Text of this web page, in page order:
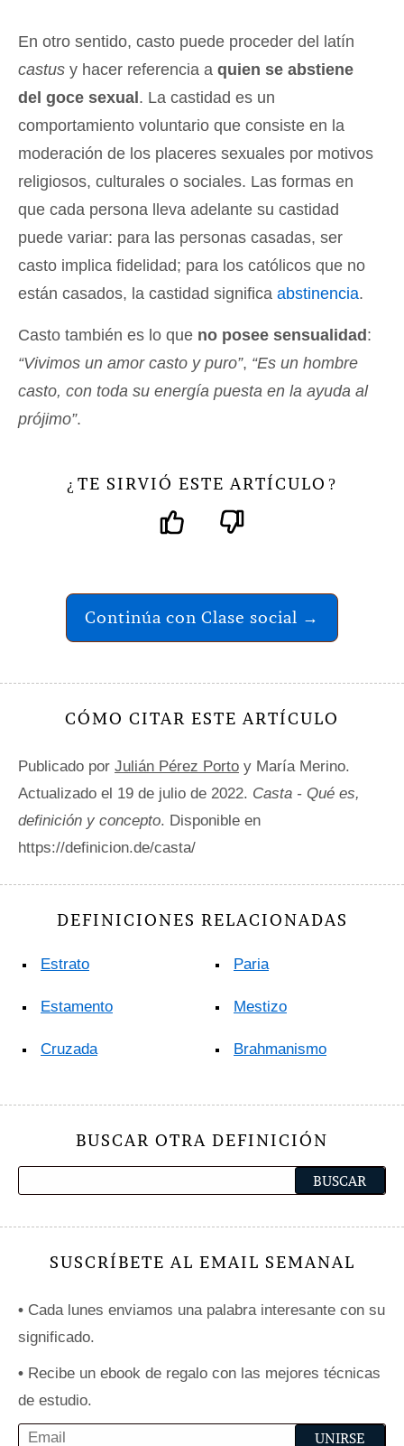
En otro sentido, casto puede proceder del latín
castus y hacer referencia a quien se abstiene
del goce sexual. La castidad es un
comportamiento voluntario que consiste en la
moderación de los placeres sexuales por motivos
religiosos, culturales o sociales. Las formas en
que cada persona lleva adelante su castidad
puede variar: para las personas casadas, ser
casto implica fidelidad; para los católicos que no
están casados, la castidad significa abstinencia.
Casto también es lo que no posee sensualidad:
“Vivimos un amor casto y puro”, “Es un hombre
casto, con toda su energía puesta en la ayuda al
prójimo”.
¿ TE SIRVIÓ ESTE ARTÍCULO ?
Continúa con Clase social →
CÓMO CITAR ESTE ARTÍCULO
Publicado por Julián Pérez Porto y María Merino.
Actualizado el 19 de julio de 2022. Casta - Qué es,
definición y concepto. Disponible en
https://definicion.de/casta/
DEFINICIONES RELACIONADAS
Estrato
Estamento
Cruzada
Paria
Mestizo
Brahmanismo
BUSCAR OTRA DEFINICIÓN
SUSCRÍBETE AL EMAIL SEMANAL
• Cada lunes enviamos una palabra interesante con su
significado.
• Recibe un ebook de regalo con las mejores técnicas
de estudio.